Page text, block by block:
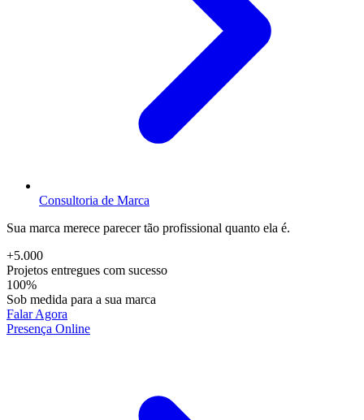
Consultoria de Marca
Sua marca merece parecer tão profissional quanto ela é.
+5.000
Projetos entregues com sucesso
100%
Sob medida para a sua marca
Falar Agora
Presença Online